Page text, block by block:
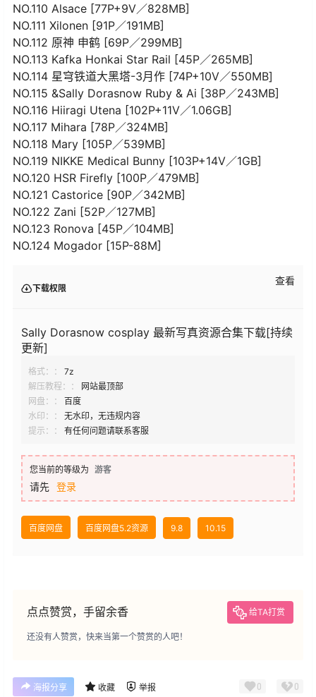
NO.110 Alsace [77P+9V／828MB]
NO.111 Xilonen [91P／191MB]
NO.112 原神 申鹤 [69P／299MB]
NO.113 Kafka Honkai Star Rail [45P／265MB]
NO.114 星穹铁道大黑塔-3月作 [74P+10V／550MB]
NO.115 &Sally Dorasnow Ruby & Ai [38P／243MB]
NO.116 Hiiragi Utena [102P+11V／1.06GB]
NO.117 Mihara [78P／324MB]
NO.118 Mary [105P／539MB]
NO.119 NIKKE Medical Bunny [103P+14V／1GB]
NO.120 HSR Firefly [100P／479MB]
NO.121 Castorice [90P／342MB]
NO.122 Zani [52P／127MB]
NO.123 Ronova [45P／104MB]
NO.124 Mogador [15P-88M]
下载权限
查看
Sally Dorasnow cosplay 最新写真资源合集下载[持续
更新]
格式：：
7z
解压教程：：
网站最顶部
网盘：：
百度
水印：：
无水印，无违规内容
提示：：
有任何问题请联系客服
您当前的等级为 游客
请先 登录
百度网盘 百度网盘5.2资源 9.8 10.15
点点赞赏，手留余香 给TA打赏
还没有人赞赏，快来当第一个赞赏的人吧！
海报分享 收藏 举报 0 0